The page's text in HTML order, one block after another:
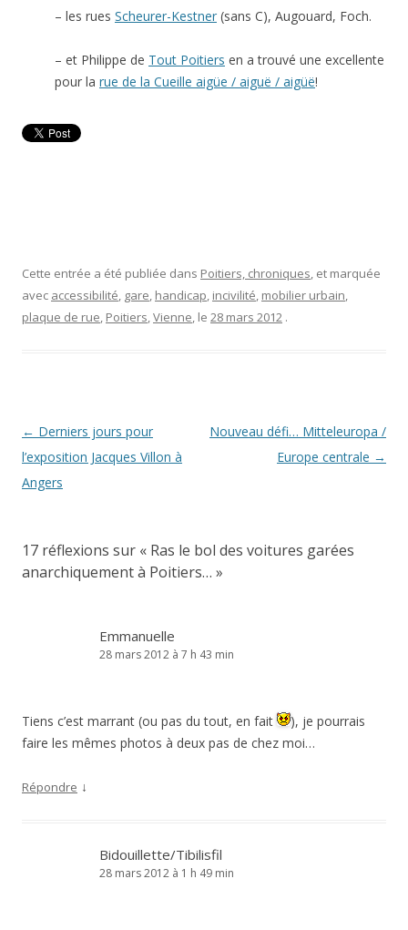
– les rues Scheurer-Kestner (sans C), Augouard, Foch.
– et Philippe de Tout Poitiers en a trouvé une excellente
pour la rue de la Cueille aigüe / aiguë / aigüë!
Cette entrée a été publiée dans Poitiers, chroniques, et marquée
avec accessibilité, gare, handicap, incivilité, mobilier urbain,
plaque de rue, Poitiers,Vienne, le 28 mars 2012 .
Navigation
des
articles
← Derniers jours pour
l’exposition Jacques Villon à
Angers
Nouveau défi… Mitteleuropa /
Europe centrale →
17 réflexions sur « Ras le bol des voitures garées
anarchiquement à Poitiers… »
Emmanuelle
28 mars 2012 à 7 h 43 min
Tiens c’est marrant (ou pas du tout, en fait
), je pourrais
faire les mêmes photos à deux pas de chez moi…
Répondre ↓
Bidouillette/Tibilisfil
28 mars 2012 à 1 h 49 min